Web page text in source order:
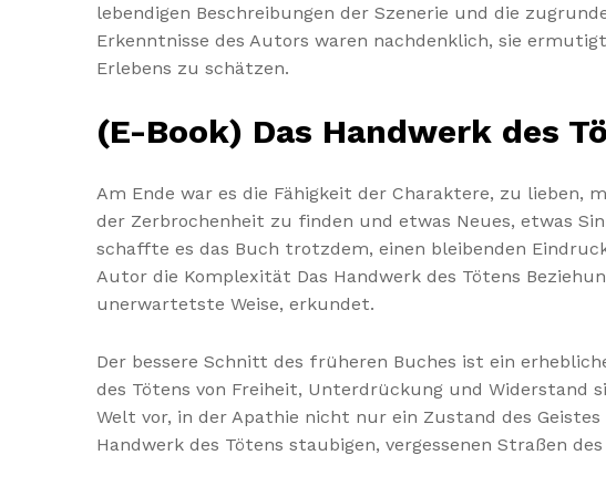
lebendigen Beschreibungen der Szenerie und die
Erkenntnisse des Autors waren nachdenklich, sie
Erlebens zu schätzen.
(E-Book) Das Handwerk des
Am Ende war es die Fähigkeit der Charaktere, zu
der Zerbrochenheit zu finden und etwas Neues, etwas
schaffte es das Buch trotzdem, einen bleibenden
Autor die Komplexität Das Handwerk des Tötens
unerwartetste Weise, erkundet.
Der bessere Schnitt des früheren Buches ist ein
des Tötens von Freiheit, Unterdrückung und Widerstand
Welt vor, in der Apathie nicht nur ein Zustand des
Handwerk des Tötens staubigen, vergessenen Straßen